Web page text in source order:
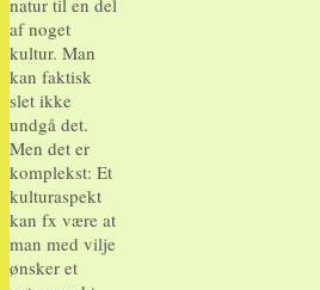
natur til en del
af noget
kultur. Man
kan faktisk
slet ikke
undgå det.
Men det er
komplekst: Et
kulturaspekt
kan fx være at
man med vilje
ønsker et